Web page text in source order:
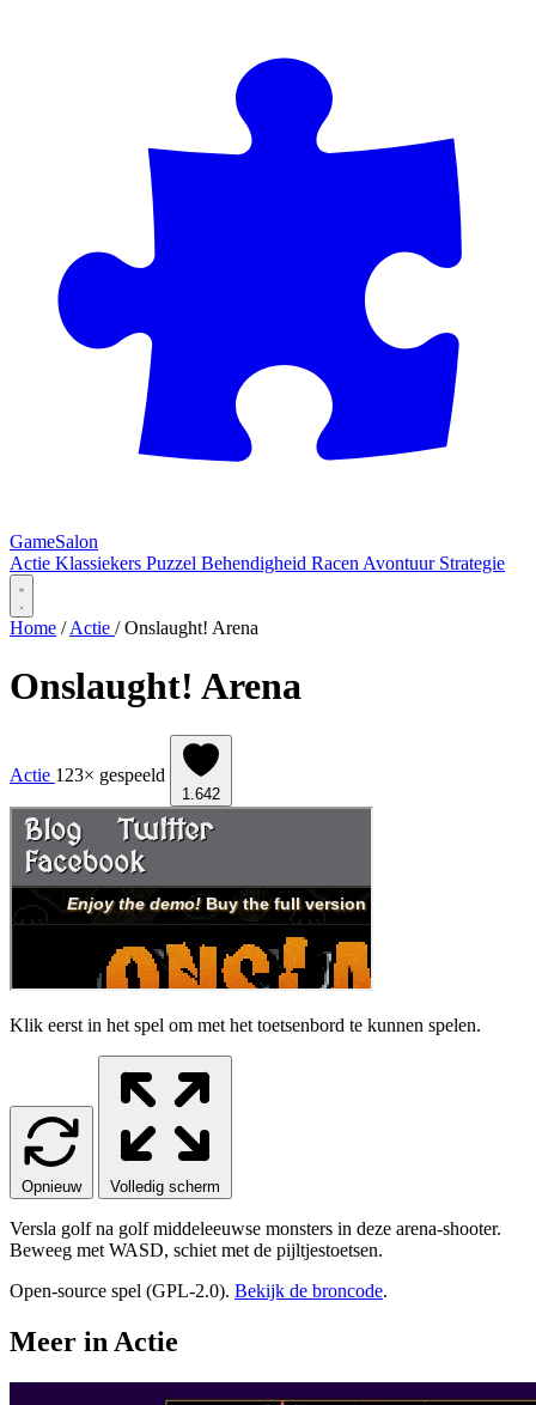
GameSalon
Actie Klassiekers Puzzel Behendigheid Racen Avontuur Strategie
Home / Actie / Onslaught! Arena
Onslaught! Arena
Actie 123× gespeeld
1.642
Klik eerst in het spel om met het toetsenbord te kunnen spelen.
Opnieuw Volledig scherm
Versla golf na golf middeleeuwse monsters in deze arena-shooter.
Beweeg met WASD, schiet met de pijltjestoetsen.
Open-source spel (GPL-2.0). Bekijk de broncode.
Meer in Actie